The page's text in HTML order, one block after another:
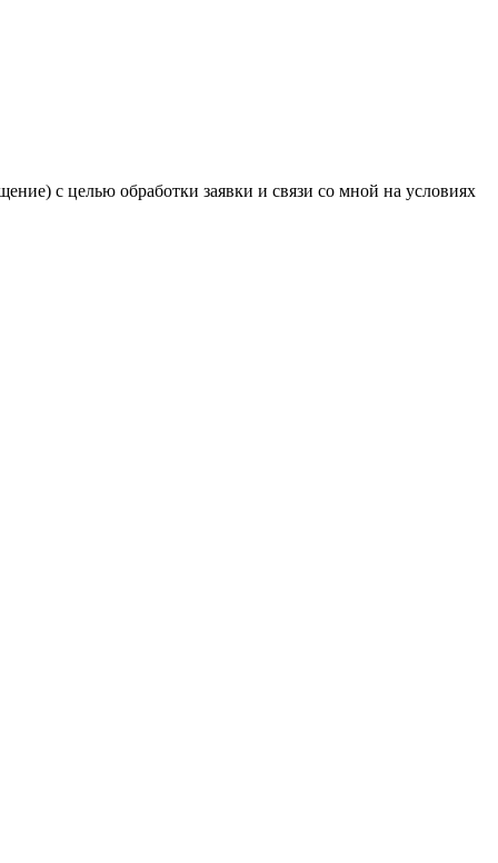
с целью обработки заявки и связи со мной на условиях